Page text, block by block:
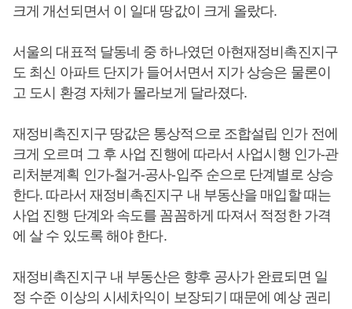
크게 개선되면서 이 일대 땅값이 크게 올랐다.
서울의 대표적 달동네 중 하나였던 아현재정비촉진지구
도 최신 아파트 단지가 들어서면서 지가 상승은 물론이
고 도시 환경 자체가 몰라보게 달라졌다.
재정비촉진지구 땅값은 통상적으로 조합설립 인가 전에
크게 오르며 그 후 사업 진행에 따라서 사업시행 인가-관
리처분계획 인가-철거-공사-입주 순으로 단계별로 상승
한다. 따라서 재정비촉진지구 내 부동산을 매입할 때는
사업 진행 단계와 속도를 꼼꼼하게 따져서 적정한 가격
에 살 수 있도록 해야 한다.
재정비촉진지구 내 부동산은 향후 공사가 완료되면 일
정 수준 이상의 시세차익이 보장되기 때문에 예상 권리